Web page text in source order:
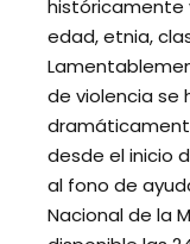
históricamente
edad, etnia,
de violencia se
desde el inicio
al fono de
Nacional de la